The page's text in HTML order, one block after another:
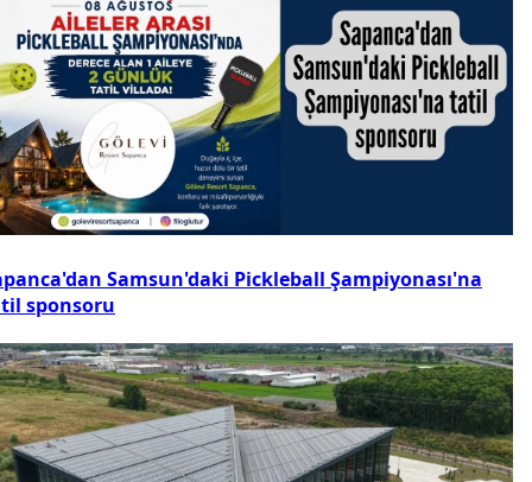
Samsun'daki Pickleball Şampiyonası'na
sponsoru